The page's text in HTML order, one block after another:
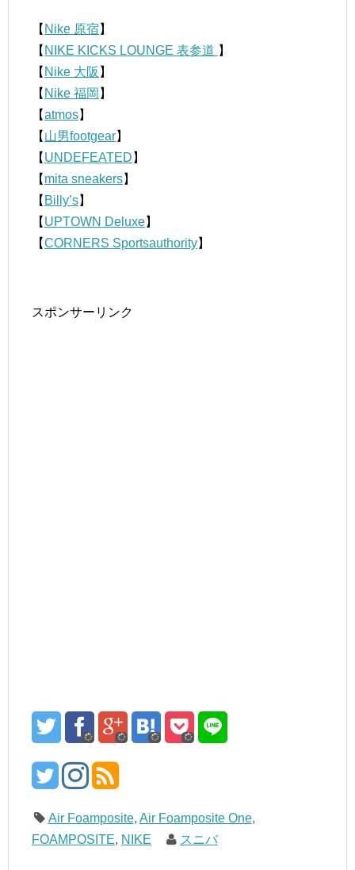
【 Nike 原宿 】
【 NIKE KICKS LOUNGE 表参道 】
【 Nike 大阪 】
【 Nike 福岡 】
【atmos】
【 山男footgear】
【 UNDEFEATED 】
【 mita sneakers】
【 Billy’s】
【 UPTOWN Deluxe】
【CORNERS Sportsauthority】
スポンサーリンク
Air Foamposite, Air Foamposite One,
FOAMPOSITE, NIKE スニバ